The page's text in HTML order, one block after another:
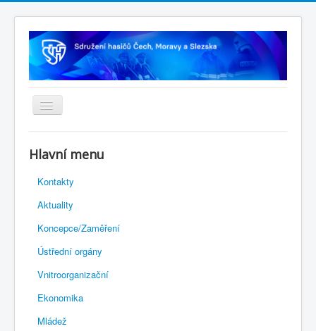
Rejstřík sportu
Novelizace Stanov SH ČMS
Plán činnosti 2026
Kalendář akcí
Výhody pro členy
Portál REDENOX
Hlavní menu
Kontakty
Aktuality
Koncepce/Zaměření
Ústřední orgány
Vnitroorganizační
Ekonomika
Mládež